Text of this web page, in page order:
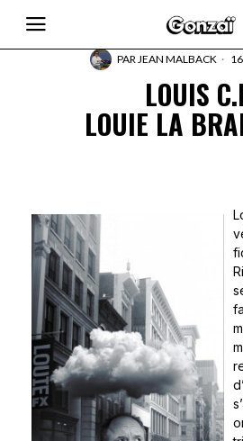
PARJEAN MALBACK
LOUIS
LOUIE LA